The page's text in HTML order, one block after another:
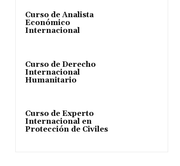
Curso de Analista
Económico
Internacional
Curso de Derecho
Internacional
Humanitario
Curso de Experto
Internacional en
Protección de Civiles